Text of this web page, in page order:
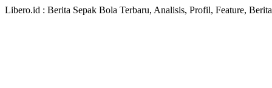
Libero.id : Berita Sepak Bola Terbaru, Analisis, Profil, Feature,